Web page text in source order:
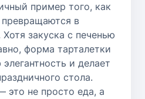
пример того, как
в
закуска с печенью
форма тарталетки
и делает
стола.
это не просто еда, а